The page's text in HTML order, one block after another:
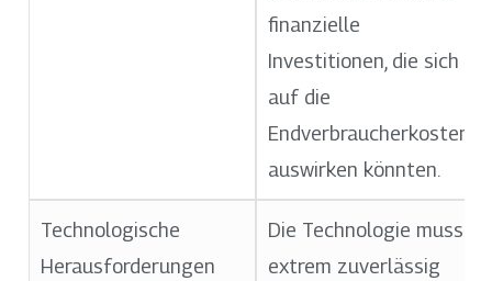
finanzielle
Investitionen, die sich
auf die
Endverbraucherkosten
auswirken könnten.
Technologische
Herausforderungen
Die Technologie muss
extrem zuverlässig